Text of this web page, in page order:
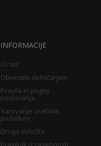
INFORMACIJE
O nas
Obvestilo delničarjem
Pravila in pogoji
poslovanja
Varovanje osebnih
podatkov
Druga določila